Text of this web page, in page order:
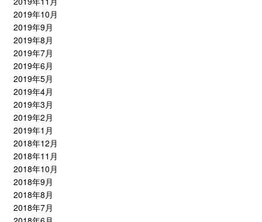
2019年10月
2019年9月
2019年8月
2019年7月
2019年6月
2019年5月
2019年4月
2019年3月
2019年2月
2019年1月
2018年12月
2018年11月
2018年10月
2018年9月
2018年8月
2018年7月